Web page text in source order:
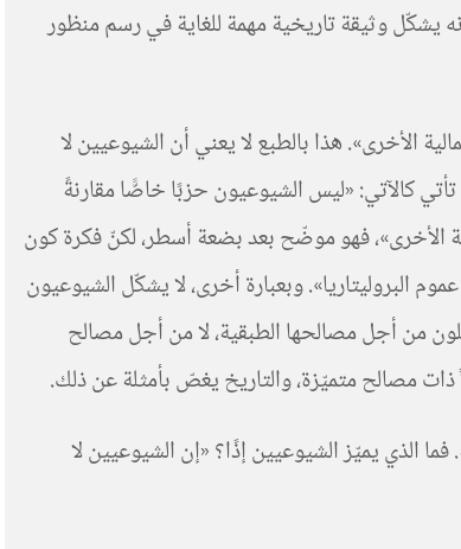
أنه يشكّل وثيقة تاريخية مهمة للغاية في رسم منظور
الأخرى». هذا بالطبع لا يعني أن الشيوعيين لا
كالآتي: «ليس الشيوعيون حزبًا خاصًّا مقارنةً
الأخرى»، فهو موضّح بعد بضعة أسطر، لكنّ فكرة كون
وبعبارة أخرى، لا يشكّل الشيوعيون
من أجل مصالحها الطبقية، لا من أجل مصالح
ذات مصالح متميّزة، والتاريخ يغصّ بأمثلة عن ذلك.
الذي يميّز الشيوعيين إذًا؟ «إن الشيوعيين لا